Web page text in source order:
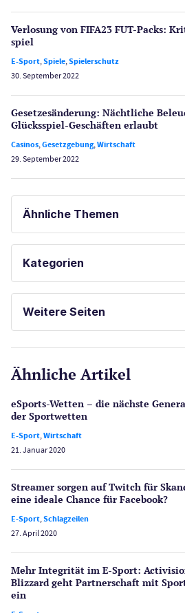
Verlosung von FIFA23 FUT-Packs:
spiel
E-Sport,Spiele,Spielerschutz
30. September 2022
Gesetzes­änderung: Nächtliche
Glücksspiel-Geschäften erlaubt
Casinos,Gesetzgebung,Wirtschaft
29. September 2022
Ähnliche Themen
ONLINE POKER BESTE
POKER
Kategorien
Gesetzgebung
Lotterie
Poker
Schlagzeilen
Spiele
Spielerschutz
Weitere Seiten
CasinoOnline.de
PayPal Casinos
Merkur Casinos
Spielautomaten
Casino Testberichte
Ähnliche Artikel
eSports-Wetten – die nächste
der Sportwetten
E-Sport,Wirtschaft
21. Januar 2020
Streamer sorgen auf Twitch für
eine ideale Chance für Facebook?
E-Sport,Schlagzeilen
27. April 2020
Mehr Integrität im E-Sport:
Blizzard geht Partnerschaft mit
ein